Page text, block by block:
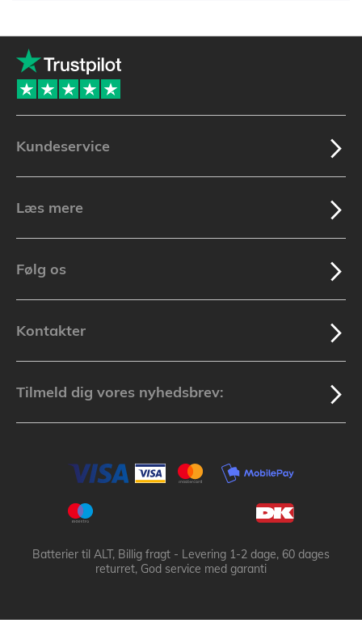
Kundeservice
Læs mere
Følg os
Kontakter
Tilmeld dig vores nyhedsbrev:
Batterier til ALT, Billig fragt - Levering 1-2 dage, 60 dages
returret, God service med garanti